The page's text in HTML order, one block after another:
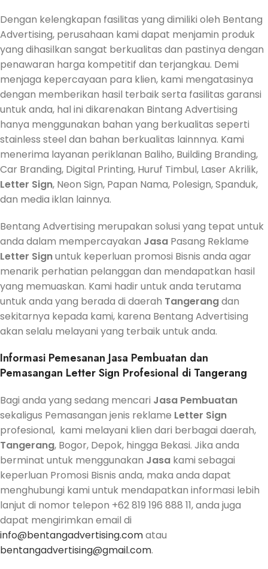
Dengan kelengkapan fasilitas yang dimiliki oleh Bentang
Advertising, perusahaan kami dapat menjamin produk
yang dihasilkan sangat berkualitas dan pastinya dengan
penawaran harga kompetitif dan terjangkau. Demi
menjaga kepercayaan para klien, kami mengatasinya
dengan memberikan hasil terbaik serta fasilitas garansi
untuk anda, hal ini dikarenakan Bintang Advertising
hanya menggunakan bahan yang berkualitas seperti
stainless steel dan bahan berkualitas lainnnya. Kami
menerima layanan periklanan Baliho, Building Branding,
Car Branding, Digital Printing, Huruf Timbul, Laser Akrilik,
Letter Sign, Neon Sign, Papan Nama, Polesign, Spanduk,
dan media iklan lainnya.
Bentang Advertising merupakan solusi yang tepat untuk
anda dalam mempercayakan Jasa Pasang Reklame
Letter Signuntuk keperluan promosi Bisnis anda agar
menarik perhatian pelanggan dan mendapatkan hasil
yang memuaskan. Kami hadir untuk anda terutama
untuk anda yang berada di daerah Tangerangdan
sekitarnya kepada kami, karena Bentang Advertising
akan selalu melayani yang terbaik untuk anda.
Informasi Pemesanan Jasa Pembuatan dan
Pemasangan Letter Sign Profesional di Tangerang
Bagi anda yang sedang mencari Jasa Pembuatan
sekaligus Pemasangan jenis reklame Letter Sign
profesional, kami melayani klien dari berbagai daerah,
Tangerang, Bogor, Depok, hingga Bekasi. Jika anda
berminat untuk menggunakan Jasa kami sebagai
keperluan Promosi Bisnis anda, maka anda dapat
menghubungi kami untuk mendapatkan informasi lebih
lanjut di nomor telepon +62 819 196 888 11, anda juga
dapat mengirimkan email di
info@bentangadvertising.comatau
bentangadvertising@gmail.com.